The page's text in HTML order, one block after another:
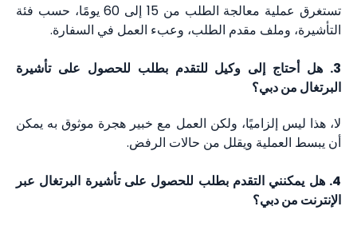
تستغرق عملية معالجة الطلب من 15 إلى 60 يومًا، حسب فئة
التأشيرة، وملف مقدم الطلب، وعبء العمل في السفارة.
3. هل أحتاج إلى وكيل للتقدم بطلب للحصول على تأشيرة
البرتغال من دبي؟
لا، هذا ليس إلزاميًا، ولكن العمل مع خبير هجرة موثوق به يمكن
أن يبسط العملية ويقلل من حالات الرفض.
4. هل يمكنني التقدم بطلب للحصول على تأشيرة البرتغال عبر
الإنترنت من دبي؟